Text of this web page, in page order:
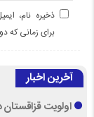
ذخیره نام،
برای زمانی که
آخرین اخبار
اولویت